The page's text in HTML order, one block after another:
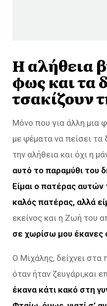
Η αλήθεια
φως και τα
τσακίζουν
Μόνο που για άλλη μια
με ψέματα να πείσει τα
την αλήθεια και όχι η
αυτό το παραμύθι του
Είμαι ο πατέρας
καλός πατέρας, αλλά
εκείνος και η Ζωή του
σε χωρίσω μου έκανες
Ο Μιχάλης, δείχνει στα
όταν ήταν ζευγάρι,και
έκανα κάτι κακό στη